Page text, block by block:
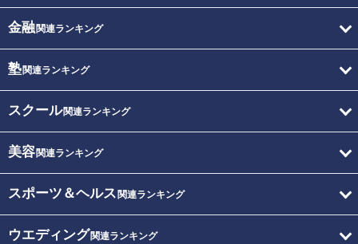
金融関連ランキング
塾関連ランキング
スクール関連ランキング
美容関連ランキング
スポーツ＆ヘルス 関連ランキング
ウエディング関連ランキング